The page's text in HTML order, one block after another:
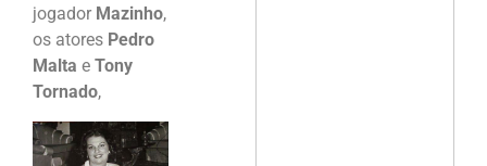
jogador Mazinho,
os atores Pedro
Malta e Tony
Tornado,